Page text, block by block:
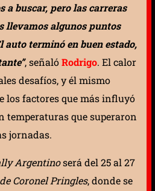
a buscar, pero las carreras
llevamos algunos puntos
auto terminó en buen estado,
, señalóRodrigo. El calor
desafíos, y él mismo
los factores que más influyó
temperaturas que superaron
jornadas.
Argentinoserá del 25 al 27
Coronel Pringles, donde se